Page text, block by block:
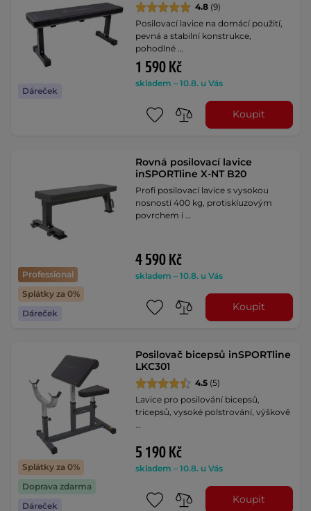
Dáreček
4.8 (9)
Posilovací lavice na domácí použití,
pevná a stabilní konstrukce,
pohodlné …
1 590 Kč
skladem – 10.8. u Vás
Koupit
Professional
Splátky za 0%
Dáreček
Rovná posilovací lavice
inSPORTline X-NT B20
Profi posilovací lavice s vysokou
nosností 400 kg, protiskluzovým
povrchem i …
4 590 Kč
skladem – 10.8. u Vás
Koupit
Splátky za 0%
Doprava zdarma
Dáreček
Posilovač bicepsů inSPORTline
LKC301
4.5 (5)
Lavice pro posilování bicepsů,
tricepsů, vysoké polstrování, výškově
5 190 Kč
skladem – 10.8. u Vás
Koupit